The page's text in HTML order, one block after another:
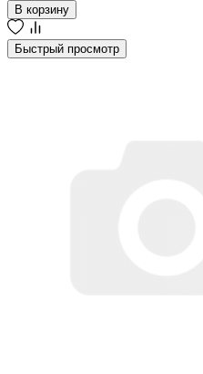
В корзину
Быстрый просмотр